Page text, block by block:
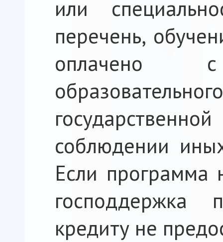
или
перечень,
оплачено с
соблюдении
Если программа
господдержка
кредиту не